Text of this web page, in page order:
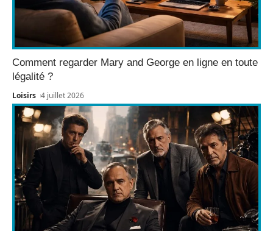
Comment regarder Mary and George en ligne en toute
légalité ?
Loisirs 4 juillet 2026